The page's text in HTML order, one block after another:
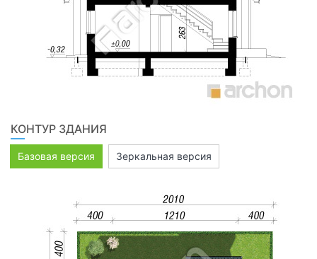
КОНТУР ЗДАНИЯ
Базовая версия Зеркальная версия